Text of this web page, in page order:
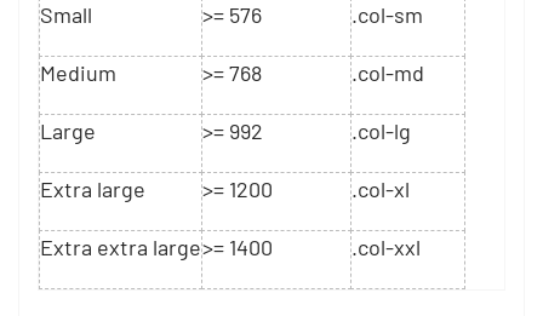
Small >= 576 .col-sm
Medium >= 768 .col-md
Large >= 992 .col-lg
Extra large >= 1200 .col-xl
Extra extra large>= 1400 .col-xxl